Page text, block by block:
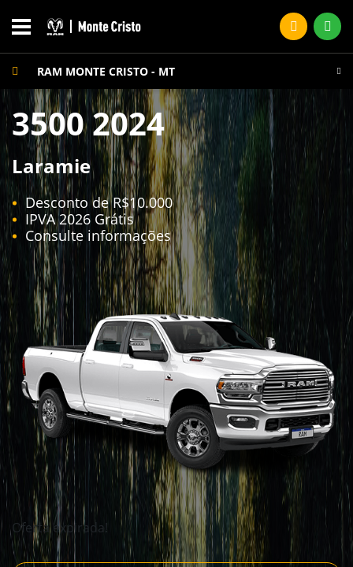
RAM MONTE CRISTO - MT
3500 2024
Laramie
Oferta expirada!
Desconto de R$10.000
IPVA 2026 Grátis
Consulte informações